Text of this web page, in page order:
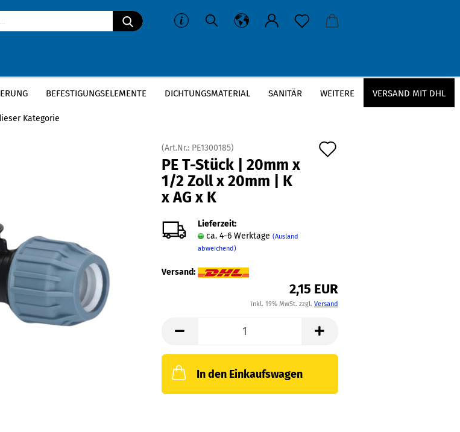
BEFESTIGUNGSELEMENTE DICHTUNGSMATERIAL SANITÄR VERSAND MIT DHL
WEITERE
PE T-Stück » PE T-Stück | 20mm x 1/2 Zoll x 20mm | K x AG x K
Kategorie
(Art.Nr.: PE1300185)
PE T-Stück | 20mm x
1/2 Zoll x 20mm | K
x AG x K
Lieferzeit:
ca. 4-6 Werktage (Ausland
abweichend)
Versand:
2,15 EUR
inkl. 19% MwSt. zzgl. Versand
In den Einkaufswagen